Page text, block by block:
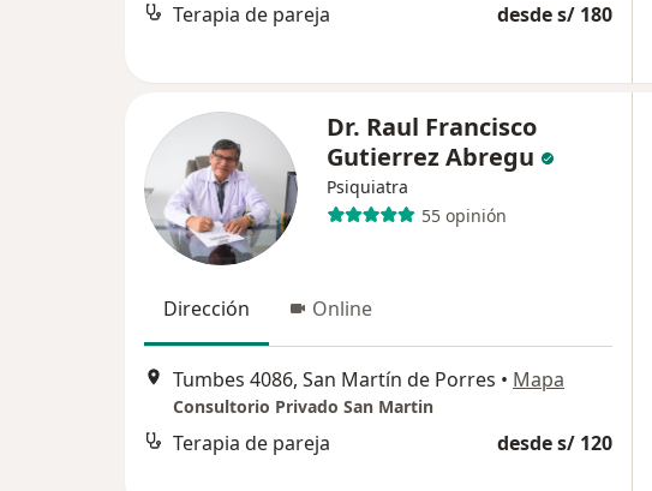
Terapia de pareja desde s/ 180
Dr. Raul Francisco
Gutierrez Abregu
Psiquiatra
55 opinión
Dirección Online
Tumbes 4086, San Martín de Porres • Mapa
Consultorio Privado San Martin
Terapia de pareja desde s/ 120